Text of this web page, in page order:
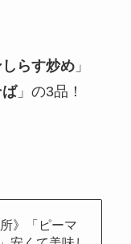
らす炒め」
」の3品！
》「ピーマ